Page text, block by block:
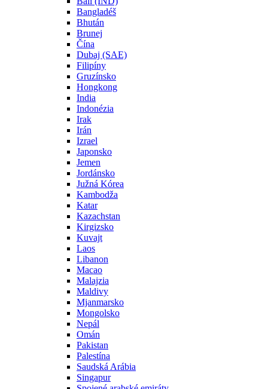
Bangladéš
Bhután
Brunej
Čína
Dubaj (SAE)
Filipíny
Gruzínsko
Hongkong
India
Indonézia
Irak
Irán
Izrael
Japonsko
Jemen
Jordánsko
Južná Kórea
Kambodža
Katar
Kazachstan
Kirgizsko
Kuvajt
Laos
Libanon
Macao
Malajzia
Maldivy
Mjanmarsko
Mongolsko
Nepál
Omán
Pakistan
Palestína
Saudská Arábia
Singapur